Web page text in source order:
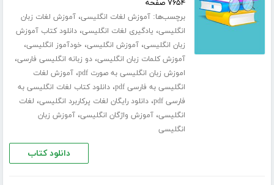
۷۶۵۴ صفحه
برچسب‌ها:آموزش لغات انگلیسی،آموزش لغات زبان
انگلیسی، یادگیری لغات انگلیسی،دانلود کتاب آموزش
زبان انگلیسی،آموزش انگلیسی، خودآموز انگلیسی،
آموزش کلمات زبان انگلیسی،دو زبانه انگلیسی فارسی،
اموزش زبان انگلیسی به صورت pdf ،آموزش لغات
انگلیسی به فارسی pdf
،دانلود کتاب لغات انگلیسی به
فارسی pdf
،دانلود رایگان لغات پرکاربرد انگلیسی، لغات
انگلیسی،آموزش واژگان انگلیسی،آموزش زبان
انگلیسی
دانلود کتاب